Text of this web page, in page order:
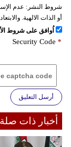
شروط النشر: عدم
أو الذات الالهية.
اُوافق على شروط
Security Code *
أرسل التعليق
أخبار ذات صلة